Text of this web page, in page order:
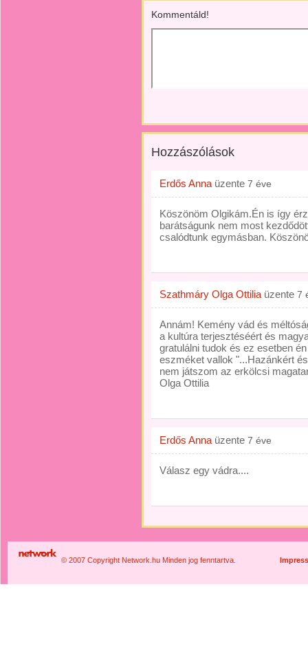
Kommentáld!
Hozzászólások
Erdős Anna üzente 7 éve
Köszönöm Olgikám.Én is így
barátságunk nem most
csalódtunk egymásban.
Szathmáry Olga Ottilia üzente 7
Annám! Kemény vád és
a kultúra terjesztéséért és
gratulálni tudok és ez esetben
eszméket vallok "...Hazánkért
nem játszom az erkölcsi
Olga Ottilia
Erdős Anna üzente 7 éve
Válasz egy vádra....
© 2007 Copyright Network.hu Minden jog fenntartva.